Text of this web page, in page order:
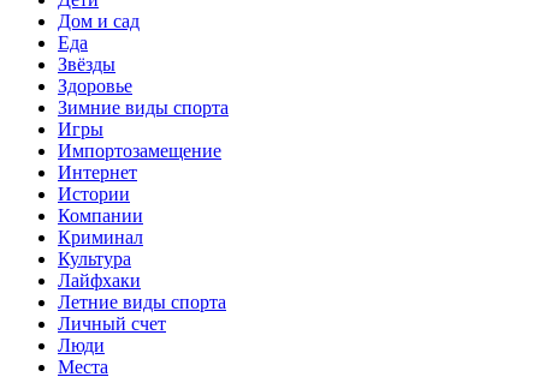
Дом и сад
Еда
Звёзды
Здоровье
Зимние виды спорта
Игры
Импортозамещение
Интернет
Истории
Компании
Криминал
Культура
Лайфхаки
Летние виды спорта
Личный счет
Люди
Места